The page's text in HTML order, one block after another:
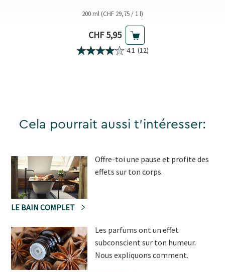
200 ml (CHF 29,75 / 1 l)
Prix actuel
CHF 5,95
4.1 (12)
Cela pourrait aussi t'intéresser:
Offre-toi une pause et profite des
effets sur ton corps.
LE BAIN COMPLET
Les parfums ont un effet
subconscient sur ton humeur.
Nous expliquons comment.